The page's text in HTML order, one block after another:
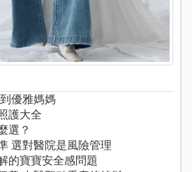
優雅媽媽
護大全
選？
選對醫院是風險管理
的寶寶安全感問題